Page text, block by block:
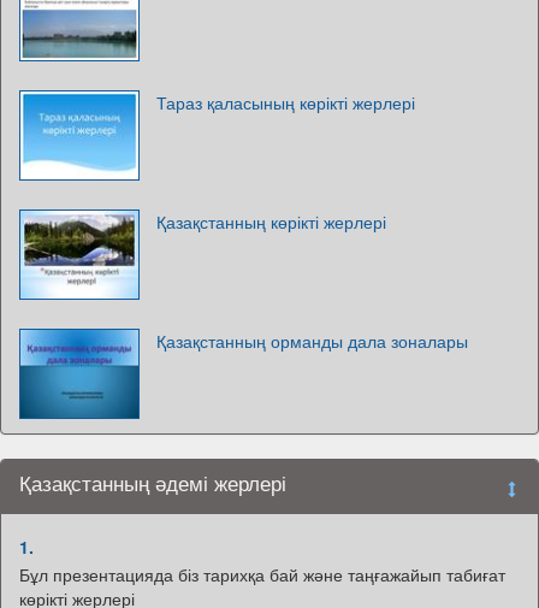
Тараз қаласының көрікті жерлері
Қазақстанның көрікті жерлері
Қазақстанның орманды дала зоналары
Қазақстанның әдемі жерлері
1.
Бұл презентацияда біз тарихқа бай және таңғажайып табиғат
көрікті жерлері